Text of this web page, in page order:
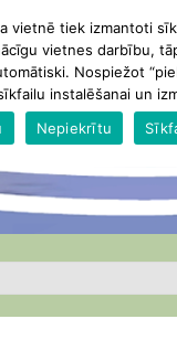
vietnē tiek izmantoti
vietnes darbību,
Nospiežot
instalēšanai un
Nepiekrītu